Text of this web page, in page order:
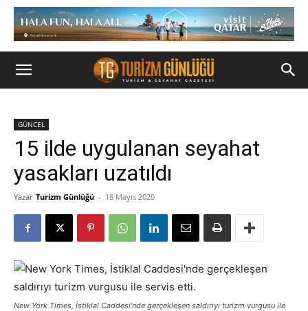
GÜNCEL
15 ilde uygulanan seyahat
yasakları uzatıldı
Yazar Turizm Günlüğü - 18 Mayıs 2020
New York Times, İstiklal Caddesi'nde gerçekleşen saldırıyı turizm vurgusu ile